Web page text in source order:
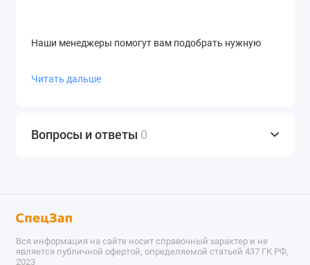
Наши менеджеры помогут вам подобрать нужную
вас информацию.
– бесплатно. Отправляем в города России и страны
Читать дальше
Вопросы и ответы 0
Вся информация на сайте носит справочный характер и не
является публичной офертой, определяемой статьей 437 ГК РФ,
2023